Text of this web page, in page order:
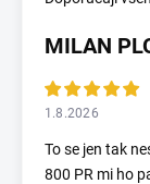
MILAN
1.8.2026
To se jen tak
800 PR mi ho